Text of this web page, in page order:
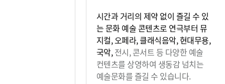
시간과 거리의 제약 없이 즐길 수 있
는 문화 예술 콘텐츠로 연극부터 뮤
지컬, 오페라, 클래식음악, 현대무용,
국악,전시, 콘서트 등 다양한 예술
컨텐츠를 상영하여 생동감 넘치는
예술문화를 즐길 수 있습니다.